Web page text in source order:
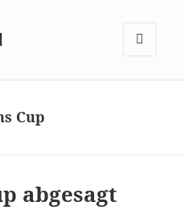
Cup
abgesagt